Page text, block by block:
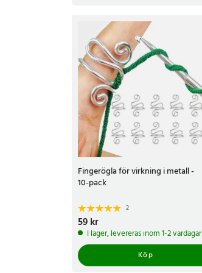
Fingerögla för virkning i metall -
10-pack
2
Pris:59 kr
59 kr
I lager, levereras inom 1-2 vardagar
Köp